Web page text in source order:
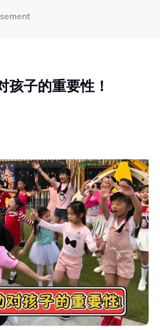
孩子的重要性！